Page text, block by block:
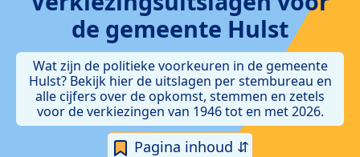
de gemeente Hulst
Wat zijn de politieke voorkeuren in de gemeente
Hulst? Bekijk hier de uitslagen per stembureau en
alle cijfers over de opkomst, stemmen en zetels
voor de verkiezingen van 1946 tot en met 2026.
Pagina inhoud ⇵